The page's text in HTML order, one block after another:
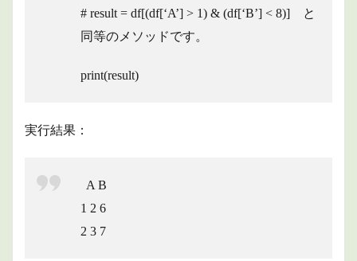
# result = df[(df[‘A’] > 1) & (df[‘B’] < 8)] と
同等のメソッドです。
print(result)
実行結果：
A B
1 2 6
2 3 7